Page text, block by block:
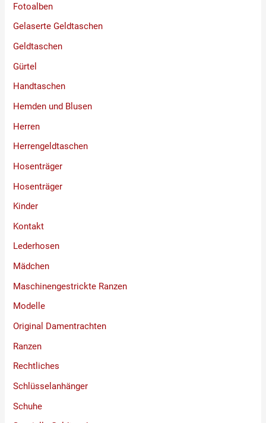
Fotoalben
Gelaserte Geldtaschen
Geldtaschen
Gürtel
Handtaschen
Hemden und Blusen
Herren
Herrengeldtaschen
Hosenträger
Hosenträger
Kinder
Kontakt
Lederhosen
Mädchen
Maschinengestrickte Ranzen
Modelle
Original Damentrachten
Ranzen
Rechtliches
Schlüsselanhänger
Schuhe